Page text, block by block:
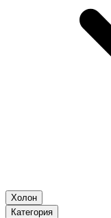
Холон
Категория